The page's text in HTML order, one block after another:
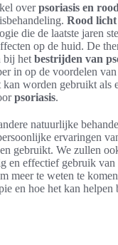
overpsoriasis en
Rood
die de laatste jaren
op de huid. De
bij het bestrijden van
in op de voordelen van
kan worden gebruikt als
psoriasis.
natuurlijke
ervaringen
gebruikt. We zullen
en effectief gebruik
meer te weten te
en hoe het kan helpen